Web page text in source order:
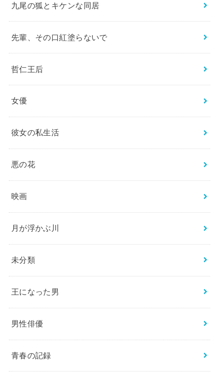
九尾の狐とキケンな同居
先輩、その口紅塗らないで
哲仁王后
女優
彼女の私生活
悪の花
映画
月が浮かぶ川
未分類
王になった男
男性俳優
青春の記録